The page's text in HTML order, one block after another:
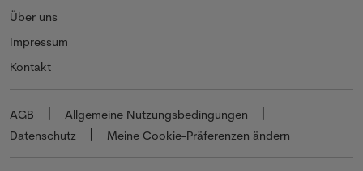
Über uns
Impressum
Kontakt
AGB
Allgemeine Nutzungsbedingungen
Datenschutz
Meine Cookie-Präferenzen ändern